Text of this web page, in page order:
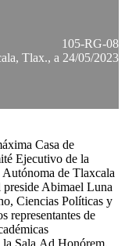
105-RG-08
Tlax., a 24/05/2023
Casa de
Ejecutivo de la
de Tlaxcala
Abimael Luna
Ciencias Políticas y
representantes de
la Sala Ad Honórem.